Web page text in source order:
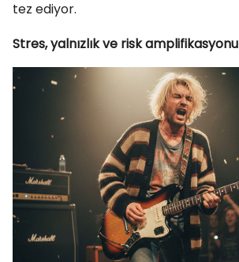
tez ediyor.
Stres, yalnızlık ve risk amplifikasyonu